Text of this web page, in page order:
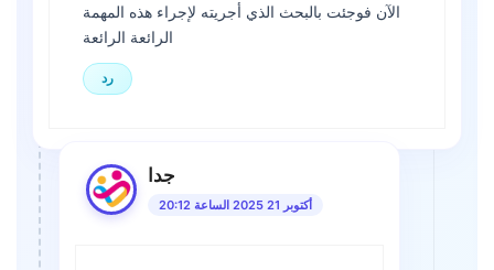
الآن فوجئت بالبحث الذي أجريته لإجراء هذه المهمة
الرائعة الرائعة
رد
جدا
أكتوبر 21 2025 الساعة 20:12